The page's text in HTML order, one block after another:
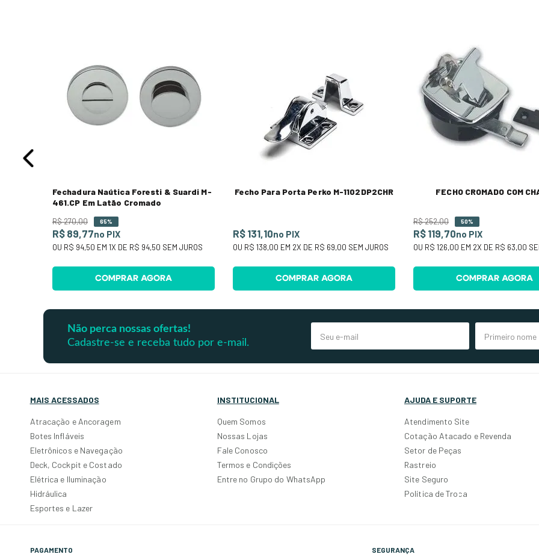
Fechadura Naútica Foresti & Suardi M-
461.CP Em Latão Cromado
R$270,00 65%
R$ 89,77no PIX
OU R$ 94,50 EM 1X DE R$ 94,50 SEM JUROS
COMPRAR AGORA
Fecho Para Porta Perko M-1102DP2CHR
R$ 131,10no PIX
OU R$ 138,00 EM 2X DE R$ 69,00 SEM JUROS
COMPRAR AGORA
FECHO CROMADO COM
R$252,00 50%
R$ 119,70no PIX
OU R$ 126,00 EM 2X DE R$ 63,00
COMPRAR AGORA
Não perca nossas ofertas!
Cadastre-se e receba tudo por e-mail.
MAIS ACESSADOS
Atracação e Ancoragem
Botes Infláveis
Eletrônicos e Navegação
Deck, Cockpit e Costado
Elétrica e Iluminação
Hidráulica
Esportes e Lazer
INSTITUCIONAL
Quem Somos
Nossas Lojas
Fale Conosco
Termos e Condições
Entre no Grupo do WhatsApp
AJUDA E SUPORTE
Atendimento Site
Cotação Atacado e Revenda
Setor de Peças
Rastreio
Site Seguro
Política de Troca
PAGAMENTO SEGURANÇA